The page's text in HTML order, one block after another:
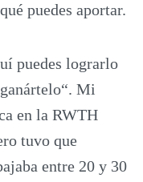
puedes aportar.
puedes lograrlo
Mi
en la RWTH
tuvo que
entre 20 y 30